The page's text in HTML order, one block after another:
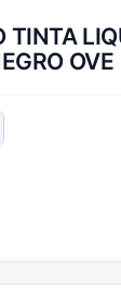
TINTA
OVE